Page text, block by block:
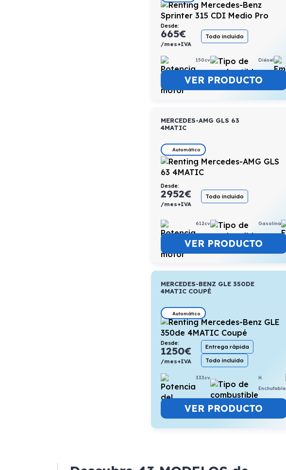
Desde:
665€
/mes+IVA
Todo incluido
150cv Diésel
VER PRODUCTO
MERCEDES-AMG GLS 63
4MATIC
Automático
Desde:
2952€
/mes+IVA
Todo incluido
612cv Gasolina
VER PRODUCTO
MERCEDES-BENZ GLE 350DE
4MATIC COUPÉ
Automático
Desde:
1250€
/mes+IVA
Entrega rápida
Todo incluido
333cv
H.
Enchufable
VER PRODUCTO